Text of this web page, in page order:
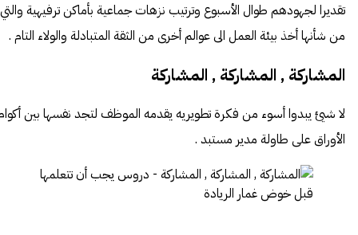
تقديرا لجهودهم طوال الأسبوع وترتيب نزهات جماعية بأماكن ترفيهية والتي
من شأنها أخذ بيئة العمل الى عوالم أخرى من الثقة المتبادلة والولاء التام .
المشاركة , المشاركة , المشاركة
لا شيئ يبدوا أسوء من فكرة تطويريه يقدمه الموظف لتجد نفسها بين
الأوراق على طاولة مدير مستبد .